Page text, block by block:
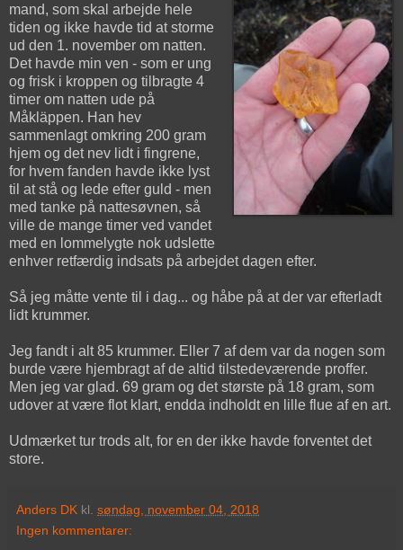
mand, som skal arbejde hele
tiden og ikke havde tid at storme
ud den 1. november om natten.
Det havde min ven - som er ung
og frisk i kroppen og tilbragte 4
timer om natten ude på
Måkläppen. Han hev
sammenlagt omkring 200 gram
hjem og det nev lidt i fingrene,
for hvem fanden havde ikke lyst
til at stå og lede efter guld - men
med tanke på nattesøvnen, så
ville de mange timer ved vandet
med en lommelygte nok udslette
enhver retfærdig indsats på arbejdet dagen efter.
Så jeg måtte vente til i dag... og håbe på at der var efterladt
lidt krummer.
Jeg fandt i alt 85 krummer. Eller 7 af dem var da nogen som
burde være hjembragt af de altid tilstedeværende proffer.
Men jeg var glad. 69 gram og det største på 18 gram, som
udover at være flot klart, endda indholdt en lille flue af en art.
Udmærket tur trods alt, for en der ikke havde forventet det
store.
Anders DK kl. søndag, november 04, 2018
Ingen kommentarer: